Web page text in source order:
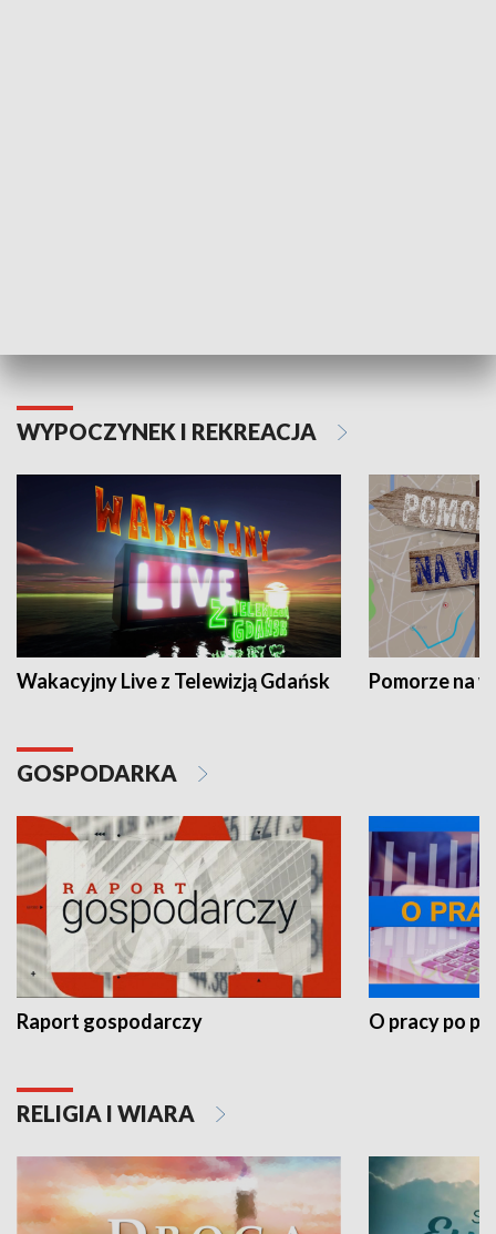
WYPOCZYNEK I REKREACJA
Wakacyjny Live z Telewizją Gdańsk Pomorze na
GOSPODARKA
Raport gospodarczy O pracy po
RELIGIA I WIARA